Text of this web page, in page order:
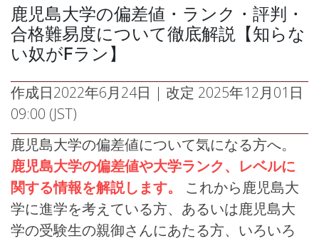
鹿児島大学の偏差値・ランク・評判・
合格難易度について徹底解説【知らな
い奴がFラン】
作成日2022年6月24日 | 改定 2025年12月01日
09:00 (JST)
鹿児島大学の偏差値について気になる方へ。
鹿児島大学の偏差値や大学ランク、レベルに
関する情報を解説します。
これから鹿児島大
学に進学を考えている方、あるいは鹿児島大
学の受験生の親御さんにあたる方、いろいろ